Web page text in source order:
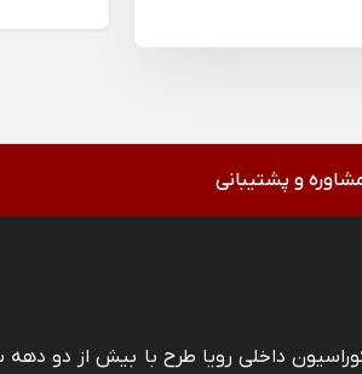
و پشتیبانی
داخلی رویا طرح با بیش از دو